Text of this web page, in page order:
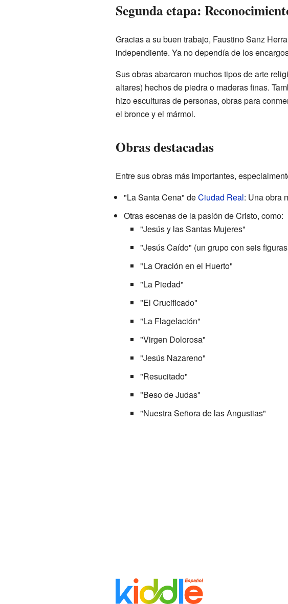
Segunda etapa:
Gracias a su buen trabajo, Faustino Sanz
independiente. Ya no dependía de los
Sus obras abarcaron muchos tipos de arte
altares) hechos de piedra o maderas finas.
hizo esculturas de personas, obras para
el bronce y el mármol.
Obras destacadas
Entre sus obras más importantes,
"La Santa Cena" deCiudad Real: Una obra
Otras escenas de la pasión de Cristo, como:
"Jesús y las Santas Mujeres"
"Jesús Caído" (un grupo con seis
"La Oración en el Huerto"
"La Piedad"
"El Crucificado"
"La Flagelación"
"Virgen Dolorosa"
"Jesús Nazareno"
"Resucitado"
"Beso de Judas"
"Nuestra Señora de las Angustias"